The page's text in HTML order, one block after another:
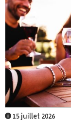
15 juillet 2026